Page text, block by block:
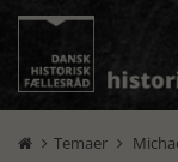
 Temaer 